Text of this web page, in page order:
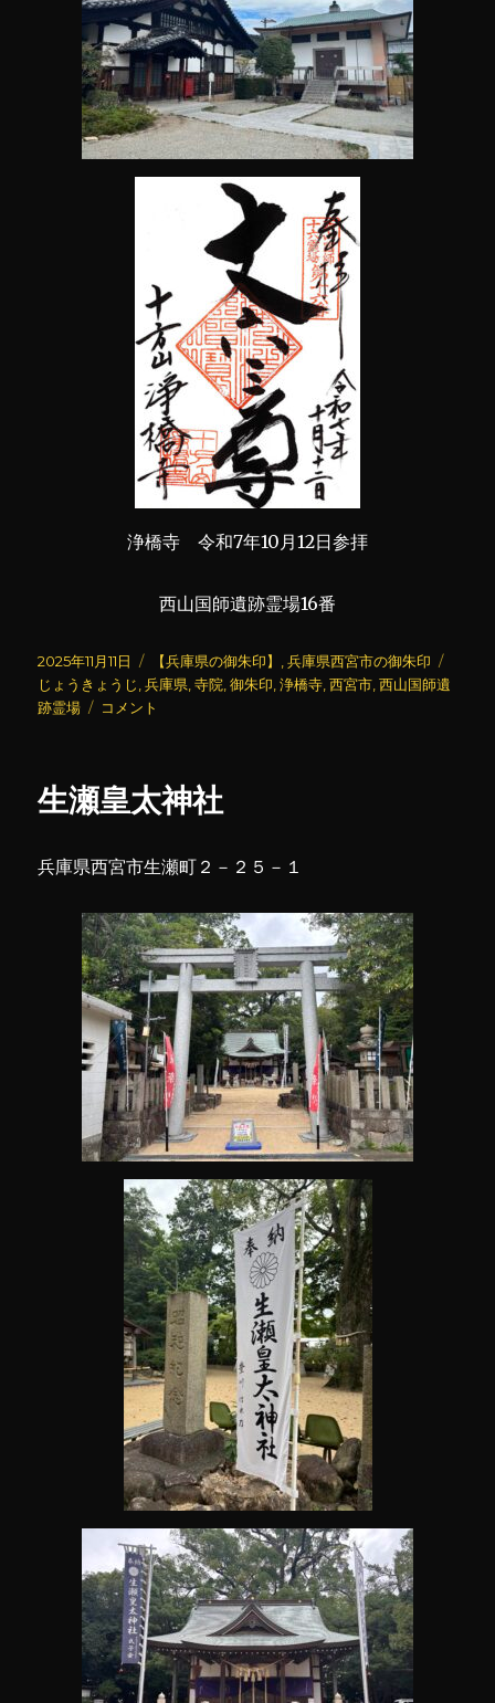
浄橋寺 令和7年10月12日参拝
西山国師遺跡霊場16番
投
稿
日:
2025年11月11日
カ
テ
ゴ
【兵庫県の御朱印】 ,兵庫県西宮市の御朱印
じょうきょうじ ,兵庫県 ,寺院 ,御朱印 ,浄橋寺 ,西宮市 ,西山国師遺
跡霊場
浄
ょ
ょ
じ)
に
コメント
生瀬皇太神社
兵庫県西宮市生瀬町２－２５－１